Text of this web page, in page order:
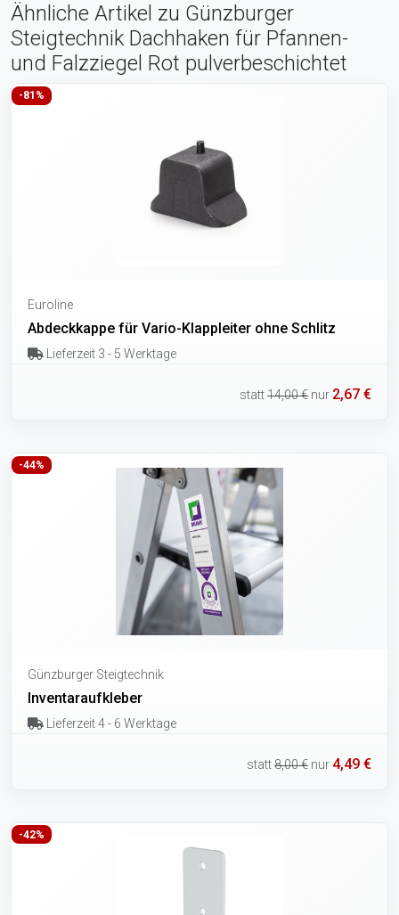
Ähnliche Artikel zu Günzburger
Steigtechnik Dachhaken für Pfannen-
und Falzziegel Rot pulverbeschichtet
-81%
Euroline
Abdeckkappe für Vario-Klappleiter ohne Schlitz
Lieferzeit 3 - 5 Werktage
statt14,00 € nur 2,67 €
-44%
Günzburger Steigtechnik
Inventaraufkleber
Lieferzeit 4 - 6 Werktage
statt8,00 € nur 4,49 €
-42%